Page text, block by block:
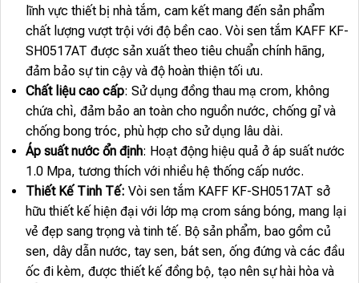
lĩnh vực thiết bị nhà tắm, cam kết mang đến sản phẩm
chất lượng vượt trội với độ bền cao. Vòi sen tắm KAFF KF-
SH0517AT được sản xuất theo tiêu chuẩn chính hãng,
đảm bảo sự tin cậy và độ hoàn thiện tối ưu.
Chất liệu cao cấp: Sử dụng đồng thau mạ crom, không
chứa chì, đảm bảo an toàn cho nguồn nước, chống gỉ và
chống bong tróc, phù hợp cho sử dụng lâu dài.
Áp suất nước ổn định: Hoạt động hiệu quả ở áp suất nước
1.0 Mpa, tương thích với nhiều hệ thống cấp nước.
Thiết Kế Tinh Tế: Vòi sen tắm KAFF KF-SH0517AT sở
hữu thiết kế hiện đại với lớp mạ crom sáng bóng, mang lại
vẻ đẹp sang trọng và tinh tế. Bộ sản phẩm, bao gồm củ
sen, dây dẫn nước, tay sen, bát sen, ống đứng và các đầu
ốc đi kèm, được thiết kế đồng bộ, tạo nên sự hài hòa và